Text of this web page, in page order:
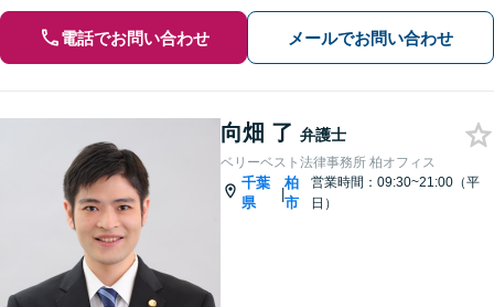
電話でお問い合わせ メールでお問い合わせ
向畑 了 弁護士
ベリーベスト法律事務所 柏オフィス
千葉
県
|
柏
市
営業時間：09:30~21:00（平
日）